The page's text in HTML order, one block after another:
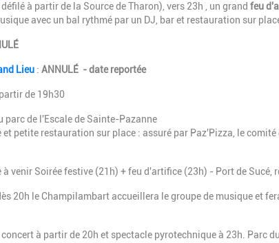
à partir de la Source de Tharon), vers 23h , un grand feu
avec un bal rythmé par un DJ, bar et restauration sur
Lieu : ANNULÉ - date reportée
de 19h30
parc de l'Escale de Sainte-Pazanne
et petite restauration sur place : assuré par Paz'Pizza, le
à venir Soirée festive (21h) + feu d'artifice (23h) - Port de Sucé,
20h le Champilambart accueillera le groupe de musique et
concert à partir de 20h et spectacle pyrotechnique à 23h. Parc